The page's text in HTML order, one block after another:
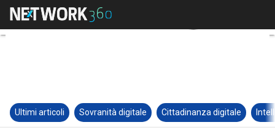
Ultimi articoli Sovranità digitale Cittadinanza digitale